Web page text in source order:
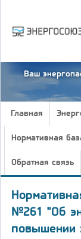
Ваш
Главная
Нормативная
Обратная связь
№261 "Об
повышении